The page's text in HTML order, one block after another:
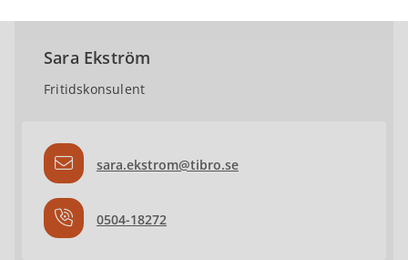
Sara Ekström
Fritidskonsulent
sara.ekstrom@tibro.se
0504-18272